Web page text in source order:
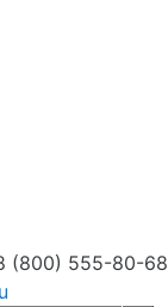
(800) 555-80-68